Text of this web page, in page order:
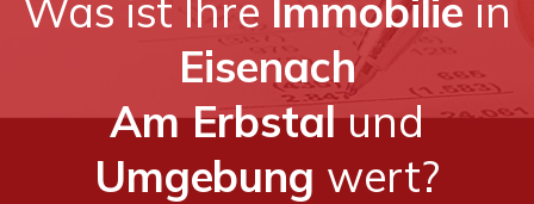
Was ist Ihre Immobilie in
Eisenach
Am Erbstalund
Umgebung wert?